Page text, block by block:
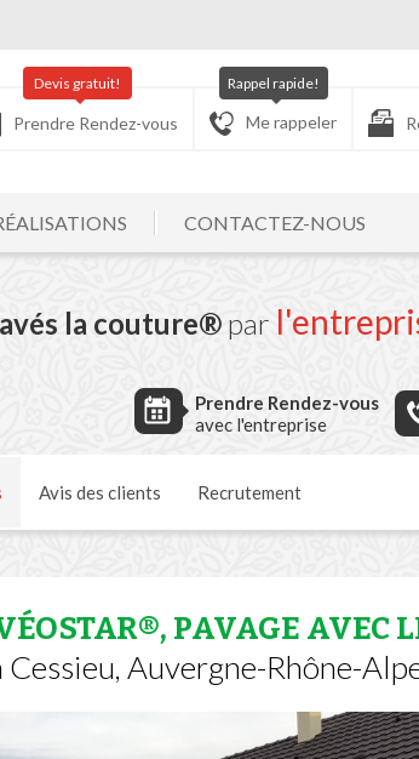
Prendre Rendez-vous
Devis gratuit!
Me rappeler
Rappel rapide!
CONTACTEZ-NOUS
la couture®par
Prendre Rendez-vous
avec l'entreprise
Avis des clients Recrutement
PAVAGE AVEC
Cessieu, Auvergne-Rhône-